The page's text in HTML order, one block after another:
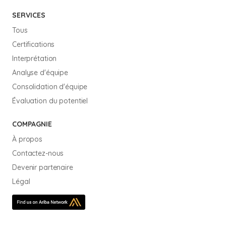
SERVICES
Tous
Certifications
Interprétation
Analyse d'équipe
Consolidation d'équipe
Évaluation du potentiel
COMPAGNIE
À propos
Contactez-nous
Devenir partenaire
Légal